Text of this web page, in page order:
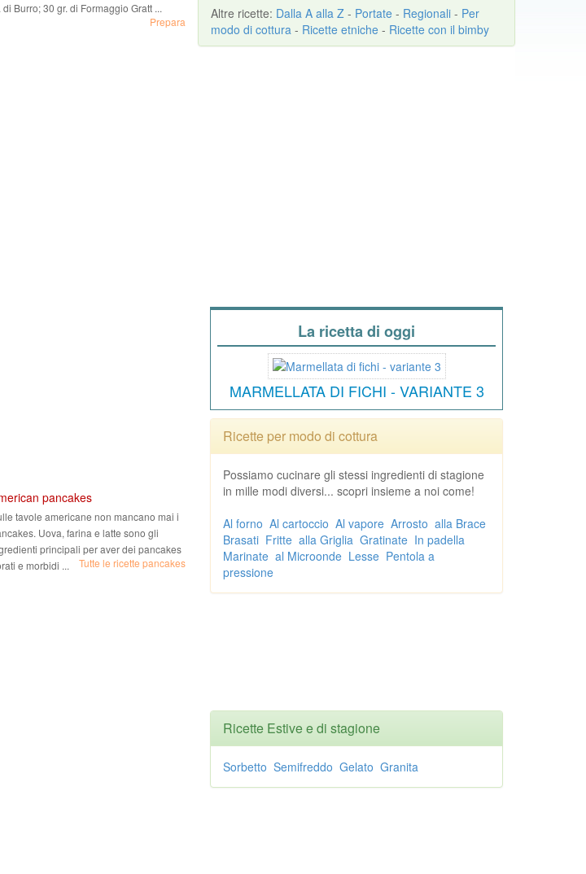
di Burro; 30 gr. di Formaggio Gratt ...
Prepara
pancakes
tavole americane non mancano mai i
Uova, farina e latte sono gli
principali per aver dei pancakes
e morbidi ...
Tutte le ricette pancakes
Altre ricette: Dalla A alla Z - Portate - Regionali - Per
modo di cottura - Ricette etniche - Ricette con il bimby
La ricetta di oggi
MARMELLATA DI FICHI - VARIANTE 3
Ricette per modo di cottura
Possiamo cucinare gli stessi ingredienti di stagione
in mille modi diversi... scopri insieme a noi come!
Al forno Al cartoccio Al vapore Arrosto alla Brace
Brasati Fritte alla Griglia Gratinate In padella
Marinate al Microonde Lesse Pentola a
pressione
Ricette Estive e di stagione
Sorbetto Semifreddo Gelato Granita